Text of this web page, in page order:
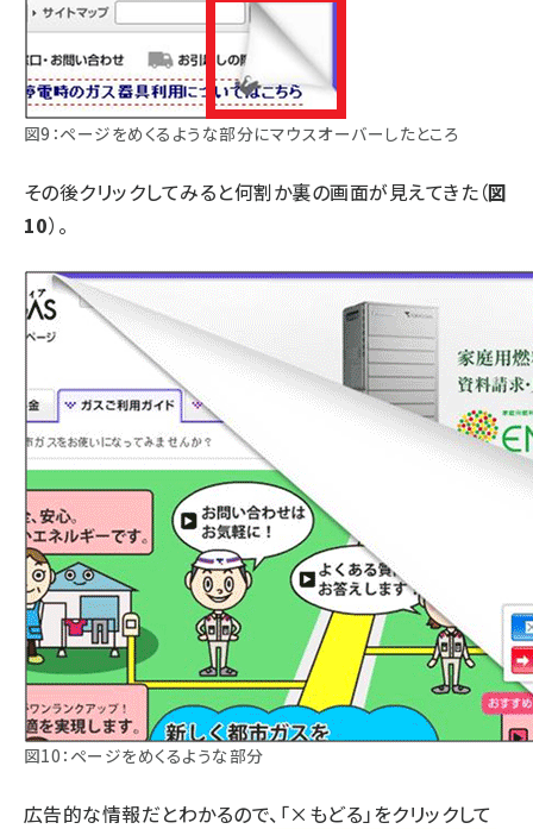
図9：ページをめくるような部分にマウスオーバーしたところ
その後クリックしてみると何割か裏の画面が見えてきた（図
10）。
図10：ページをめくるような部分
広告的な情報だとわかるので、「×もどる」をクリックして